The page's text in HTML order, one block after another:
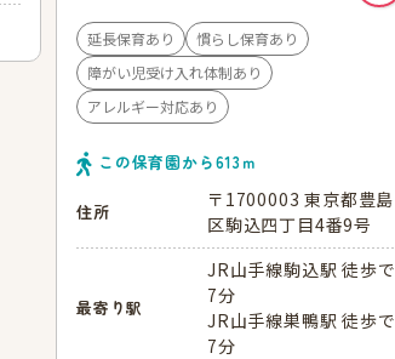
延長保育あり
慣らし保育あり
障がい児受け入れ体制あり
アレルギー対応あり
この保育園から613ｍ
住所
〒1700003 東京都豊島
区駒込四丁目4番9号
最寄り駅
JR山手線駒込駅 徒歩で
7分
JR山手線巣鴨駅 徒歩で
7分